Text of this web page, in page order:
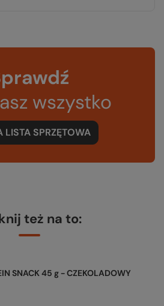
wszystko
LISTA SPRZĘTOWA
też na to:
SNACK 45 g - CZEKOLADOWY